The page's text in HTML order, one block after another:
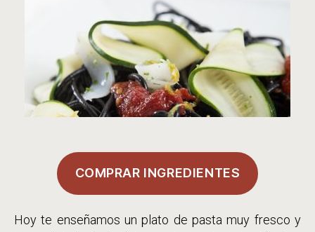
COMPRAR INGREDIENTES
Hoy te enseñamos un plato de pasta muy fresco y